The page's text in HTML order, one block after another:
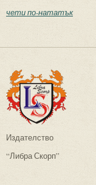
чети по-нататък
Издателство
“Либра Скорп”